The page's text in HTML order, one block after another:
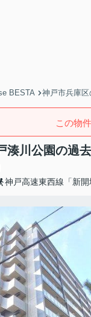
BESTA 神戸市兵庫
この物
湊川公園の過
神戸高速東西線「新